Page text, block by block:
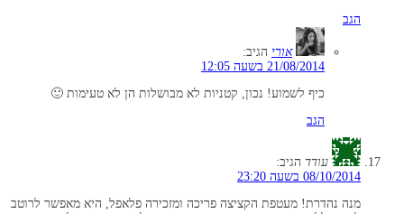
הגב
אורי הגיב:
21/08/2014 בשעה 12:05
כיף לשמוע! נכון, קטניות לא מבושלות הן לא טעימות 🙂
הגב
עודד הגיב:
08/10/2014 בשעה 23:20
מנה נהדרת! מעטפת הקציצה פריכה ומזכירה פלאפל, היא מאפשר לרוטב